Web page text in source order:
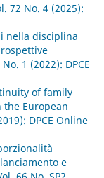
72 No. 4 (2025):
nella disciplina
1 (2022): DPCE
of family
European
DPCE Online
e